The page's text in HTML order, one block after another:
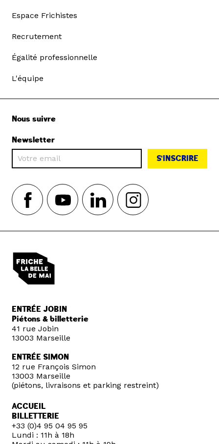
Espace Frichistes
Recrutement
Égalité professionnelle
L'équipe
Nous suivre
Newsletter
S'INSCRIRE
ENTRÉE JOBIN
Piétons & billetterie
41 rue Jobin
13003 Marseille
ENTRÉE SIMON
12 rue François Simon
13003 Marseille
(piétons, livraisons et parking restreint)
ACCUEIL
BILLETTERIE
+33 (0)4 95 04 95 95
Lundi : 11h à 18h